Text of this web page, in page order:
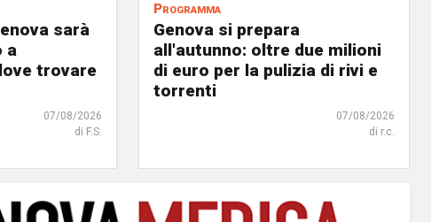
sarà
a
trovare
07/08/2026
di F.S.
Programma
Genova si prepara
all'autunno: oltre due milioni
di euro per la pulizia di rivi e
torrenti
07/08/2026
di r.c.